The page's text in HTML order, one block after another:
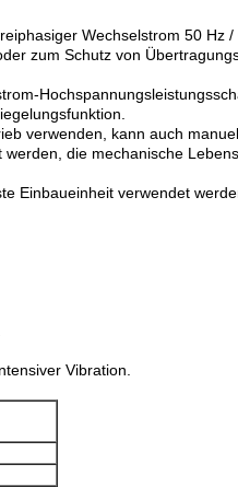
Wechselstrom 50 Hz
zum Schutz von
verwenden, kann auch
die mechanische
Einbaueinheit verwendet
Vibration.